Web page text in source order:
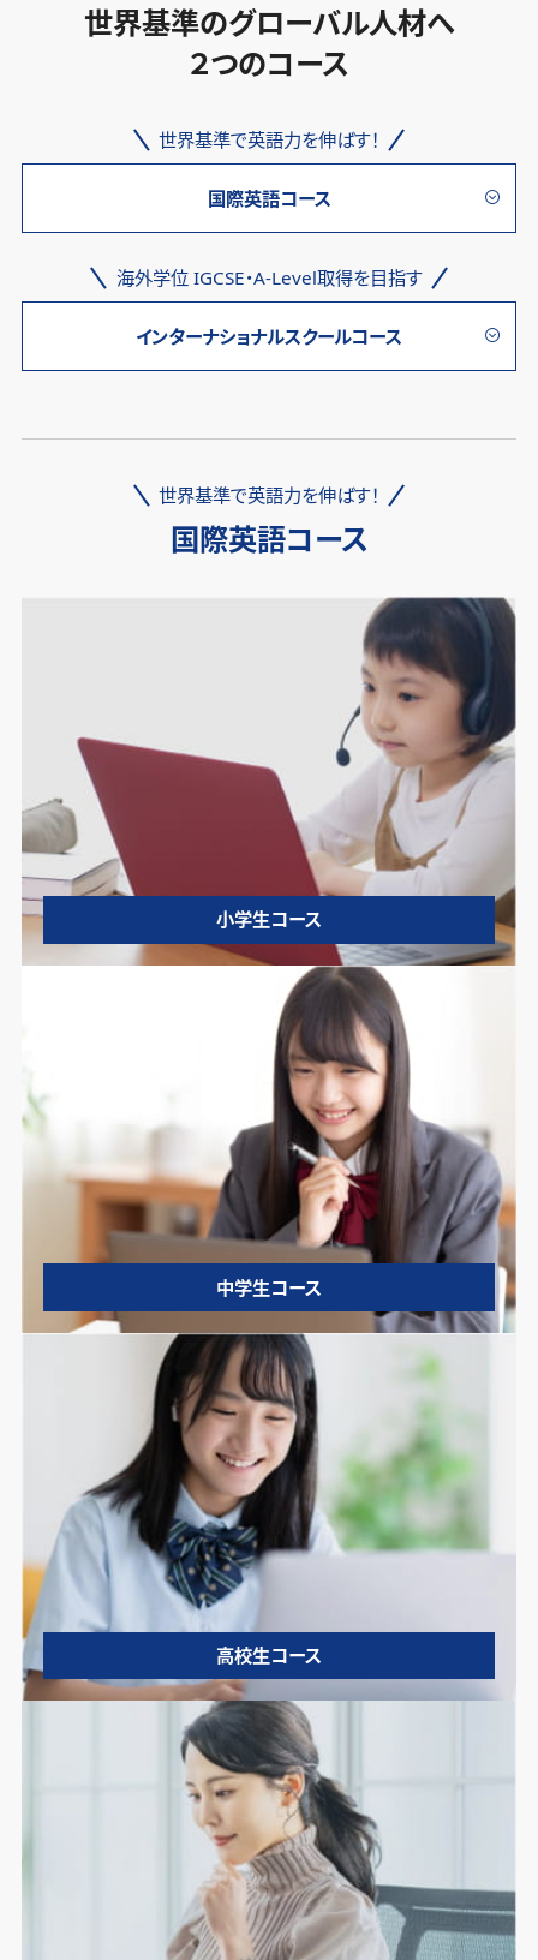
世界基準のグローバル人材へ
２つのコース
世界基準で英語力を伸ばす！
国際英語コース
海外学位 IGCSE・A-Level取得を目指す
インターナショナルスクールコース
世界基準で英語力を伸ばす！
国際英語コース
小学生コース
中学生コース
高校生コース